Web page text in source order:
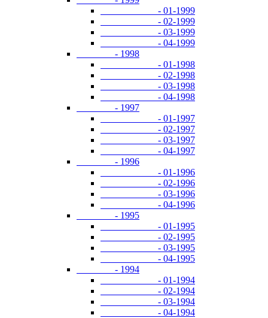
- 01-1999
- 02-1999
- 03-1999
- 04-1999
- 1998
- 01-1998
- 02-1998
- 03-1998
- 04-1998
- 1997
- 01-1997
- 02-1997
- 03-1997
- 04-1997
- 1996
- 01-1996
- 02-1996
- 03-1996
- 04-1996
- 1995
- 01-1995
- 02-1995
- 03-1995
- 04-1995
- 1994
- 01-1994
- 02-1994
- 03-1994
- 04-1994